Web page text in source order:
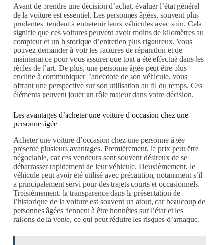
Avant de prendre une décision d’achat, évaluer l’état général
de la voiture est essentiel. Les personnes âgées, souvent plus
prudentes, tendent à entretenir leurs véhicules avec soin. Cela
signifie que ces voitures peuvent avoir moins de kilomètres au
compteur et un historique d’entretien plus rigoureux. Vous
pouvez demander à voir les factures de réparation et de
maintenance pour vous assurer que tout a été effectué dans les
règles de l’art. De plus, une personne âgée peut être plus
encline à communiquer l’anecdote de son véhicule, vous
offrant une perspective sur son utilisation au fil du temps. Ces
éléments peuvent jouer un rôle majeur dans votre décision.
Les avantages d’acheter une voiture d’occasion chez une
personne âgée
Acheter une voiture d’occasion chez une personne âgée
présente plusieurs avantages. Premièrement, le prix peut être
négociable, car ces vendeurs sont souvent désireux de se
débarrasser rapidement de leur véhicule. Deuxièmement, le
véhicule peut avoir été utilisé avec précaution, notamment s’il
a principalement servi pour des trajets courts et occasionnels.
Troisièmement, la transparence dans la présentation de
l’historique de la voiture est souvent un atout, car beaucoup de
personnes âgées tiennent à être honnêtes sur l’état et les
raisons de la vente, ce qui peut réduire les risques d’arnaque.